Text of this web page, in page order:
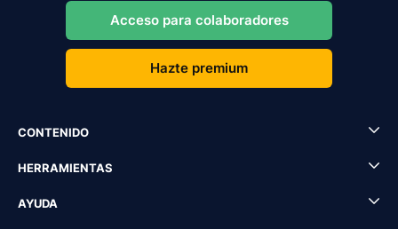
Acceso para colaboradores
Hazte premium
CONTENIDO
HERRAMIENTAS
AYUDA